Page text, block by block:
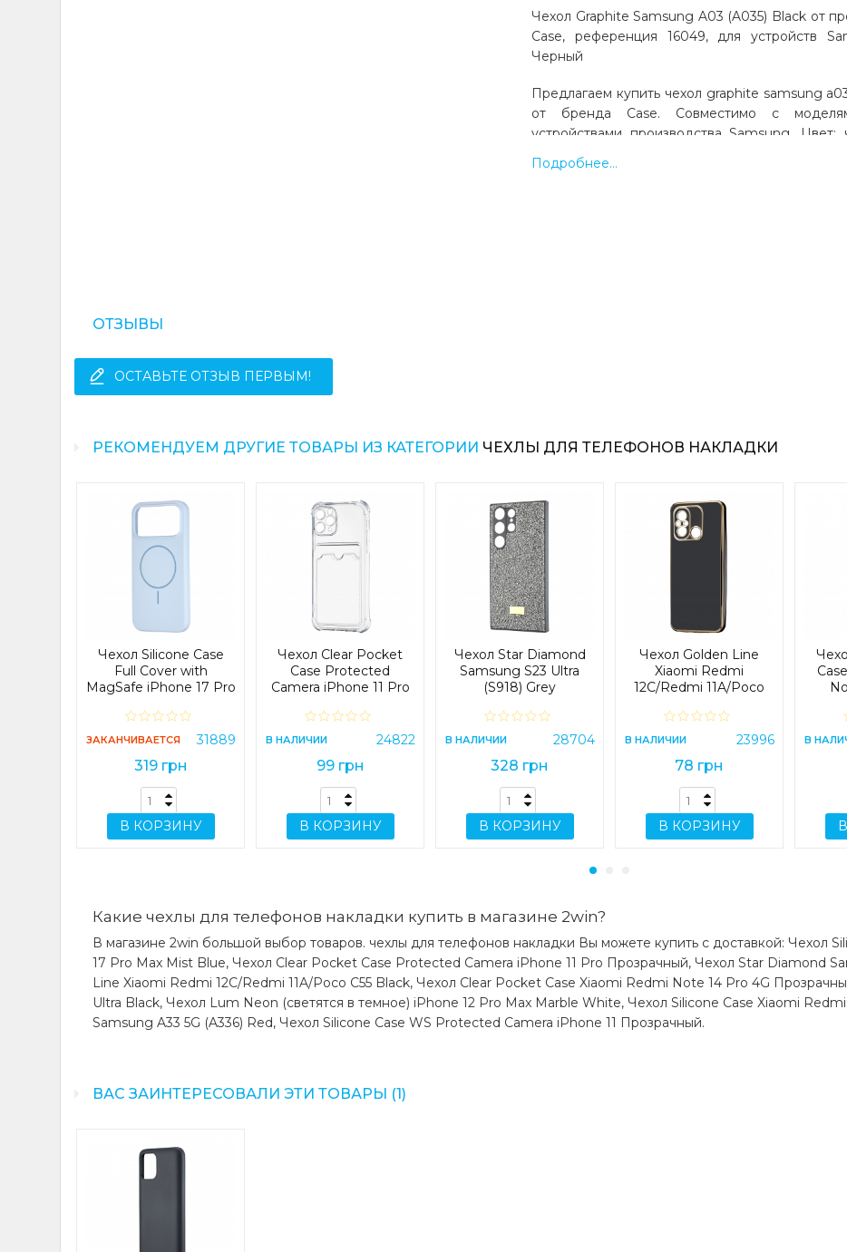
Чехол Graphite Samsung A03 (A035) Black от
Case, референция 16049, для устройств
Черный
Предлагаем купить чехол graphite samsung
от бренда Case. Совместимо с
устройствами производства Samsung. Цвет:
товара 16049. Выгодная цена и быстрая
Украине.
Подробнее...
ОТЗЫВЫ
ОСТАВЬТЕ ОТЗЫВ ПЕРВЫМ!
РЕКОМЕНДУЕМ ДРУГИЕ ТОВАРЫ ИЗ КАТЕГОРИИ ЧЕХЛЫ ДЛЯ ТЕЛЕФОНОВ НАКЛАДКИ
Чехол Silicone Case
Full Cover with
MagSafe iPhone 17 Pro
ЗАКАНЧИВАЕТСЯ 31889
319 грн
В КОРЗИНУ
Чехол Clear Pocket
Case Protected
Camera iPhone 11 Pro
В НАЛИЧИИ 24822
99 грн
В КОРЗИНУ
Чехол Star Diamond
Samsung S23 Ultra
(S918) Grey
В НАЛИЧИИ 28704
328 грн
В КОРЗИНУ
Чехол Golden Line
Xiaomi Redmi
12C/Redmi 11A/Poco
В НАЛИЧИИ 23996
78 грн
В КОРЗИНУ
В
Какие чехлы для телефонов накладки купить в магазине 2win?
В магазине 2win большой выбор товаров. чехлы для телефонов накладки Вы можете купить с доставкой: Чехол
17 Pro Max Mist Blue, Чехол Clear Pocket Case Protected Camera iPhone 11 Pro Прозрачный, Чехол Star Diamond
Line Xiaomi Redmi 12C/Redmi 11A/Poco C55 Black, Чехол Clear Pocket Case Xiaomi Redmi Note 14 Pro 4G
Ultra Black, Чехол Lum Neon (светятся в темное) iPhone 12 Pro Max Marble White, Чехол Silicone Case Xiaomi
Samsung A33 5G (A336) Red, Чехол Silicone Case WS Protected Camera iPhone 11 Прозрачный.
ВАС ЗАИНТЕРЕСОВАЛИ ЭТИ ТОВАРЫ (1)